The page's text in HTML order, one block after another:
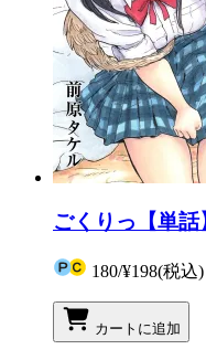
ごくりっ【単話
180/¥198(税込)
カートに追加